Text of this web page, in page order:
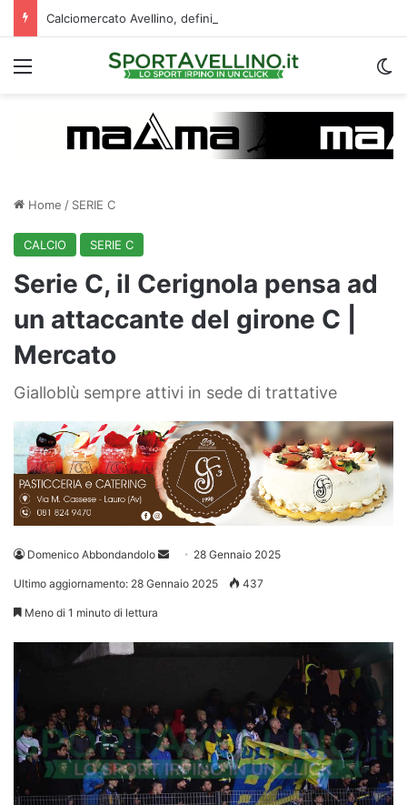
Menu
Home / SERIE C
CALCIO SERIE C
Serie C, il Cerignola pensa ad
un attaccante del girone C |
Mercato
Gialloblù sempre attivi in sede di trattative
Domenico Abbondandolo
Invia 28 Gennaio 2025
Ultimo aggiornamento: 28 Gennaio 2025 437
Meno di 1 minuto di lettura